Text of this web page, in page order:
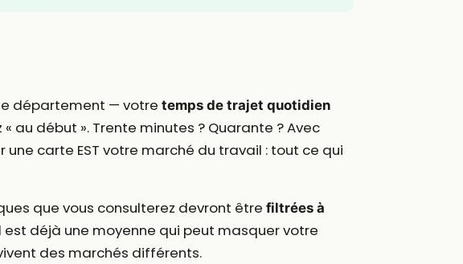
département — votre temps de trajet quotidien
au début ». Trente minutes ? Quarante ? Avec
carte EST votre marché du travail : tout ce qui
que vous consulterez devront être filtrées à
déjà une moyenne qui peut masquer votre
des marchés différents.